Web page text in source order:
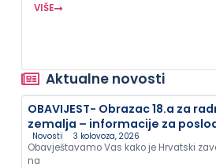
VIŠE
Aktualne novosti
OBAVIJEST- Obrazac 18.a za
zemalja – informacije za
Novosti 3 kolovoza, 2026
Obavještavamo Vas kako je Hrvatski
na